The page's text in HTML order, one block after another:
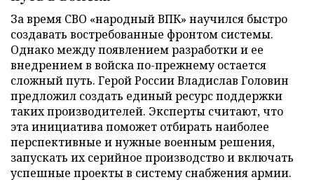
За время СВО «народный ВПК» научился быстро
создавать востребованные фронтом системы.
Однако между появлением разработки и ее
внедрением в войска по-прежнему остается
сложный путь. Герой России Владислав Головин
предложил создать единый ресурс поддержки
таких производителей. Эксперты считают, что
эта инициатива поможет отбирать наиболее
перспективные и нужные военным решения,
запускать их серийное производство и включать
успешные проекты в систему снабжения армии.